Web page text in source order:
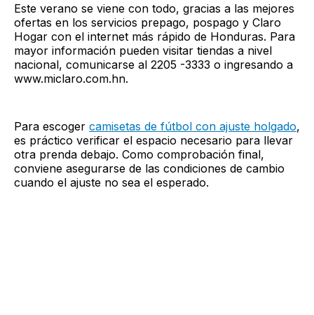
Este verano se viene con todo, gracias a las mejores
ofertas en los servicios prepago, pospago y Claro
Hogar con el internet más rápido de Honduras. Para
mayor información pueden visitar tiendas a nivel
nacional, comunicarse al 2205 -3333 o ingresando a
www.miclaro.com.hn.
Para escoger camisetas de fútbol con ajuste holgado,
es práctico verificar el espacio necesario para llevar
otra prenda debajo. Como comprobación final,
conviene asegurarse de las condiciones de cambio
cuando el ajuste no sea el esperado.